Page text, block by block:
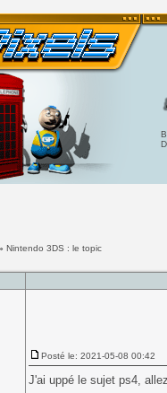
Nintendo 3DS : le topic
Posté le: 2021-05-08 00:42
J'ai uppé le sujet ps4,